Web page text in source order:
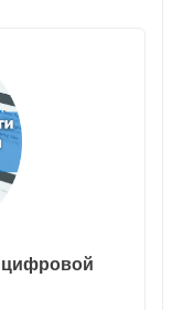
цифровой